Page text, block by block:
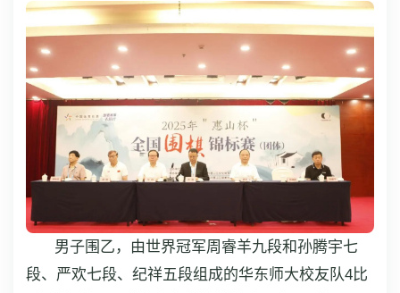
男子围乙，由世界冠军周睿羊九段和孙腾宇七
段、严欢七段、纪祥五段组成的华东师大校友队4比